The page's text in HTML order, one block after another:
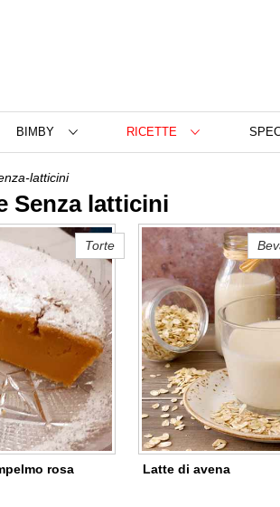
BIMBY RICETTE
latticini
Senza latticini
rosa
Torte
Latte di avena